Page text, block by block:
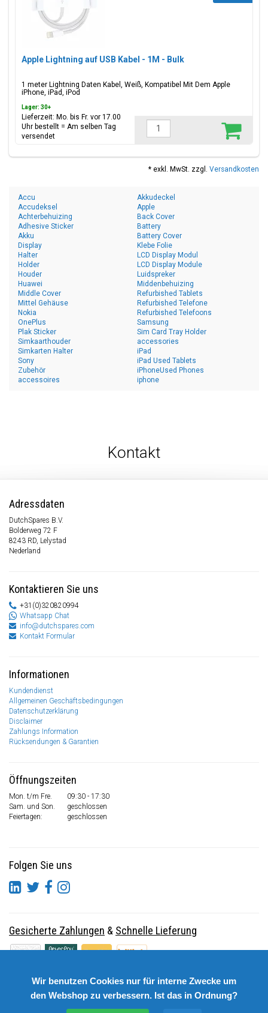
Apple Lightning auf USB Kabel - 1M - Bulk
1 meter Lightning Daten Kabel, Weiß, Kompatibel Mit Dem Apple
iPhone, iPad, iPod
Lager: 30+
Lieferzeit: Mo. bis Fr. vor 17.00
Uhr bestellt = Am selben Tag
versendet
* exkl. MwSt. zzgl. Versandkosten
Accu
Accudeksel
Achterbehuizing
Adhesive Sticker
Akku
Akkudeckel
Apple
Back Cover
Battery
Battery Cover
Display
Halter
Holder
Houder
Huawei
Klebe Folie
LCD Display Modul
LCD Display Module
Luidspreker
Middenbehuizing
Middle Cover
Mittel Gehäuse
Nokia
OnePlus
Plak Sticker
Refurbished Tablets
Refurbished Telefone
Refurbished Telefoons
Samsung
Sim Card Tray Holder
Simkaarthouder
Simkarten Halter
Sony
Zubehör
accessoires
accessories
iPad
iPad Used Tablets
iPhoneUsed Phones
iphone
Kontakt
Adressdaten
DutchSpares B.V.
Bolderweg 72 F
8243 RD, Lelystad
Nederland
Kontaktieren Sie uns
+31(0)320820994
Whatsapp Chat
info@dutchspares.com
Kontakt Formular
Informationen
Kundendienst
Allgemeinen Geschäftsbedingungen
Datenschutzerklärung
Disclaimer
Zahlungs Information
Rücksendungen & Garantien
Öffnungszeiten
Mon. t/m Fre.
09:30 - 17:30
Sam. und Son.
geschlossen
Feiertagen:
geschlossen
Folgen Sie uns
Gesicherte Zahlungen & Schnelle Lieferung
Wir benutzen Cookies nur für interne Zwecke um
den Webshop zu verbessern. Ist das in Ordnung?